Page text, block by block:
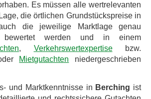
Es müssen alle wertrelevanten
die örtlichen Grundstückspreise in
die jeweilige Marktlage genau
bewertet werden und in einem
, Verkehrswertexpertisebzw.
Mietgutachten niedergeschrieben
und Marktkenntnisse in Berching ist